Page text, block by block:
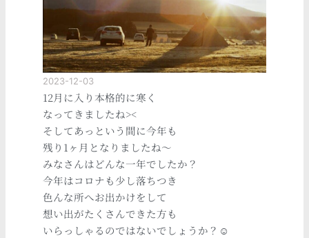
2023-12-03
12月に入り本格的に寒く
なってきましたね><
そしてあっという間に今年も
残り1ヶ月となりましたね〜
みなさんはどんな一年でしたか？
今年はコロナも少し落ちつき
色んな所へお出かけをして
想い出がたくさんできた方も
いらっしゃるのではないでしょうか？☺